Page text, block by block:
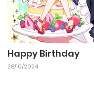
Happy Birthday
28/10/2024